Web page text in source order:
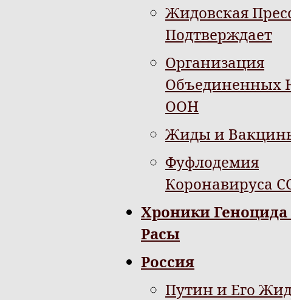
Жидовская
Подтверждает
Организация
Объединенных
ООН
Жиды и
Фуфлодемия
Коронавируса
Хроники
Расы
Россия
Путин и Его